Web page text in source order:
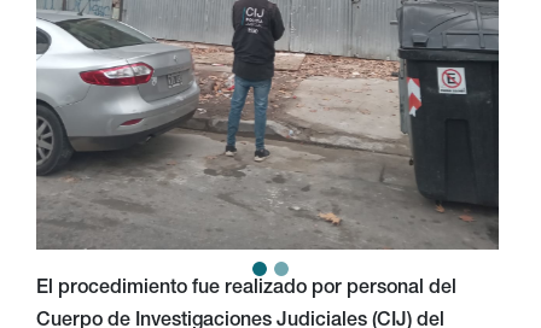
7C de la Policía de la Ciudad, la Dirección General
de Fiscalización y Control (DGFYCO) del GCBA, la
Unidad Operativa de Fiscalización Integral (UOFI), y
la Dirección General de Guardia de Auxilio y
Emergencias.
Como resultado del procedimiento, se pudo
constatar que en el interior de la obra se
encontraban trabajando 7 personas, desarrollando
la actividad de manera ilegal, pese a la clausura